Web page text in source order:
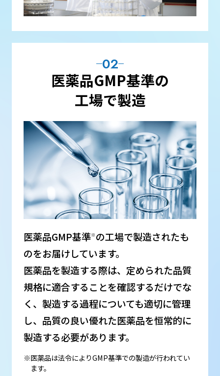
02
医薬品GMP基準の
工場で製造
医薬品GMP基準※の工場で製造されたも
のをお届けしています。
医薬品を製造する際は、定められた品質
規格に適合することを確認するだけでな
く、製造する過程についても適切に管理
し、品質の良い優れた医薬品を恒常的に
製造する必要があります。
※医薬品は法令によりGMP基準での製造が行われてい
ます。